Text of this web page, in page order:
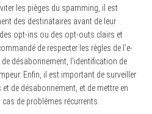
les pièges du spamming, il est
des destinataires avant de leur
opt-ins ou des opt-outs clairs et
de respecter les règles de l’e-
désabonnement, l’identification de
Enfin, il est important de surveiller
de désabonnement, et de mettre en
de problèmes récurrents.